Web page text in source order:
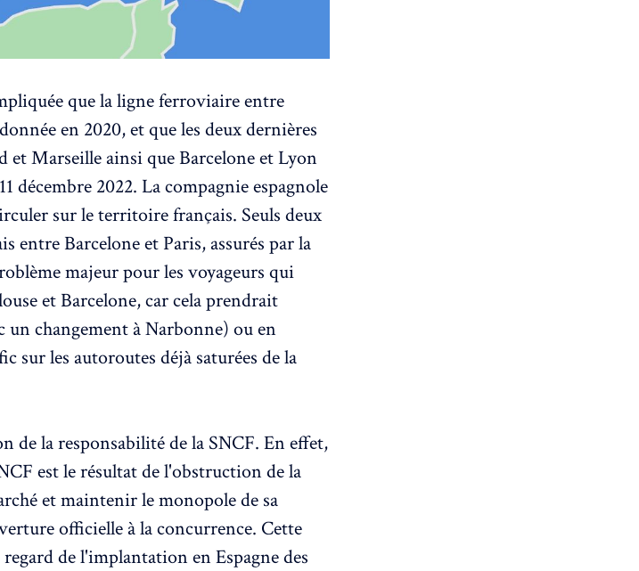
que la ligne ferroviaire entre
en 2020, et que les deux dernières
Marseille ainsi que Barcelone et Lyon
décembre 2022. La compagnie espagnole
sur le territoire français. Seuls deux
entre Barcelone et Paris, assurés par la
majeur pour les voyageurs qui
et Barcelone, car cela prendrait
un changement à Narbonne) ou en
sur les autoroutes déjà saturées de la
de la responsabilité de la SNCF. En effet,
est le résultat de l'obstruction de la
et maintenir le monopole de sa
officielle à la concurrence. Cette
de l'implantation en Espagne des